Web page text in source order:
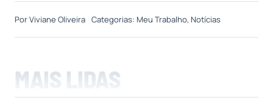
PorViviane Oliveira Categorias: Meu Trabalho, Notícias
MAIS LIDAS